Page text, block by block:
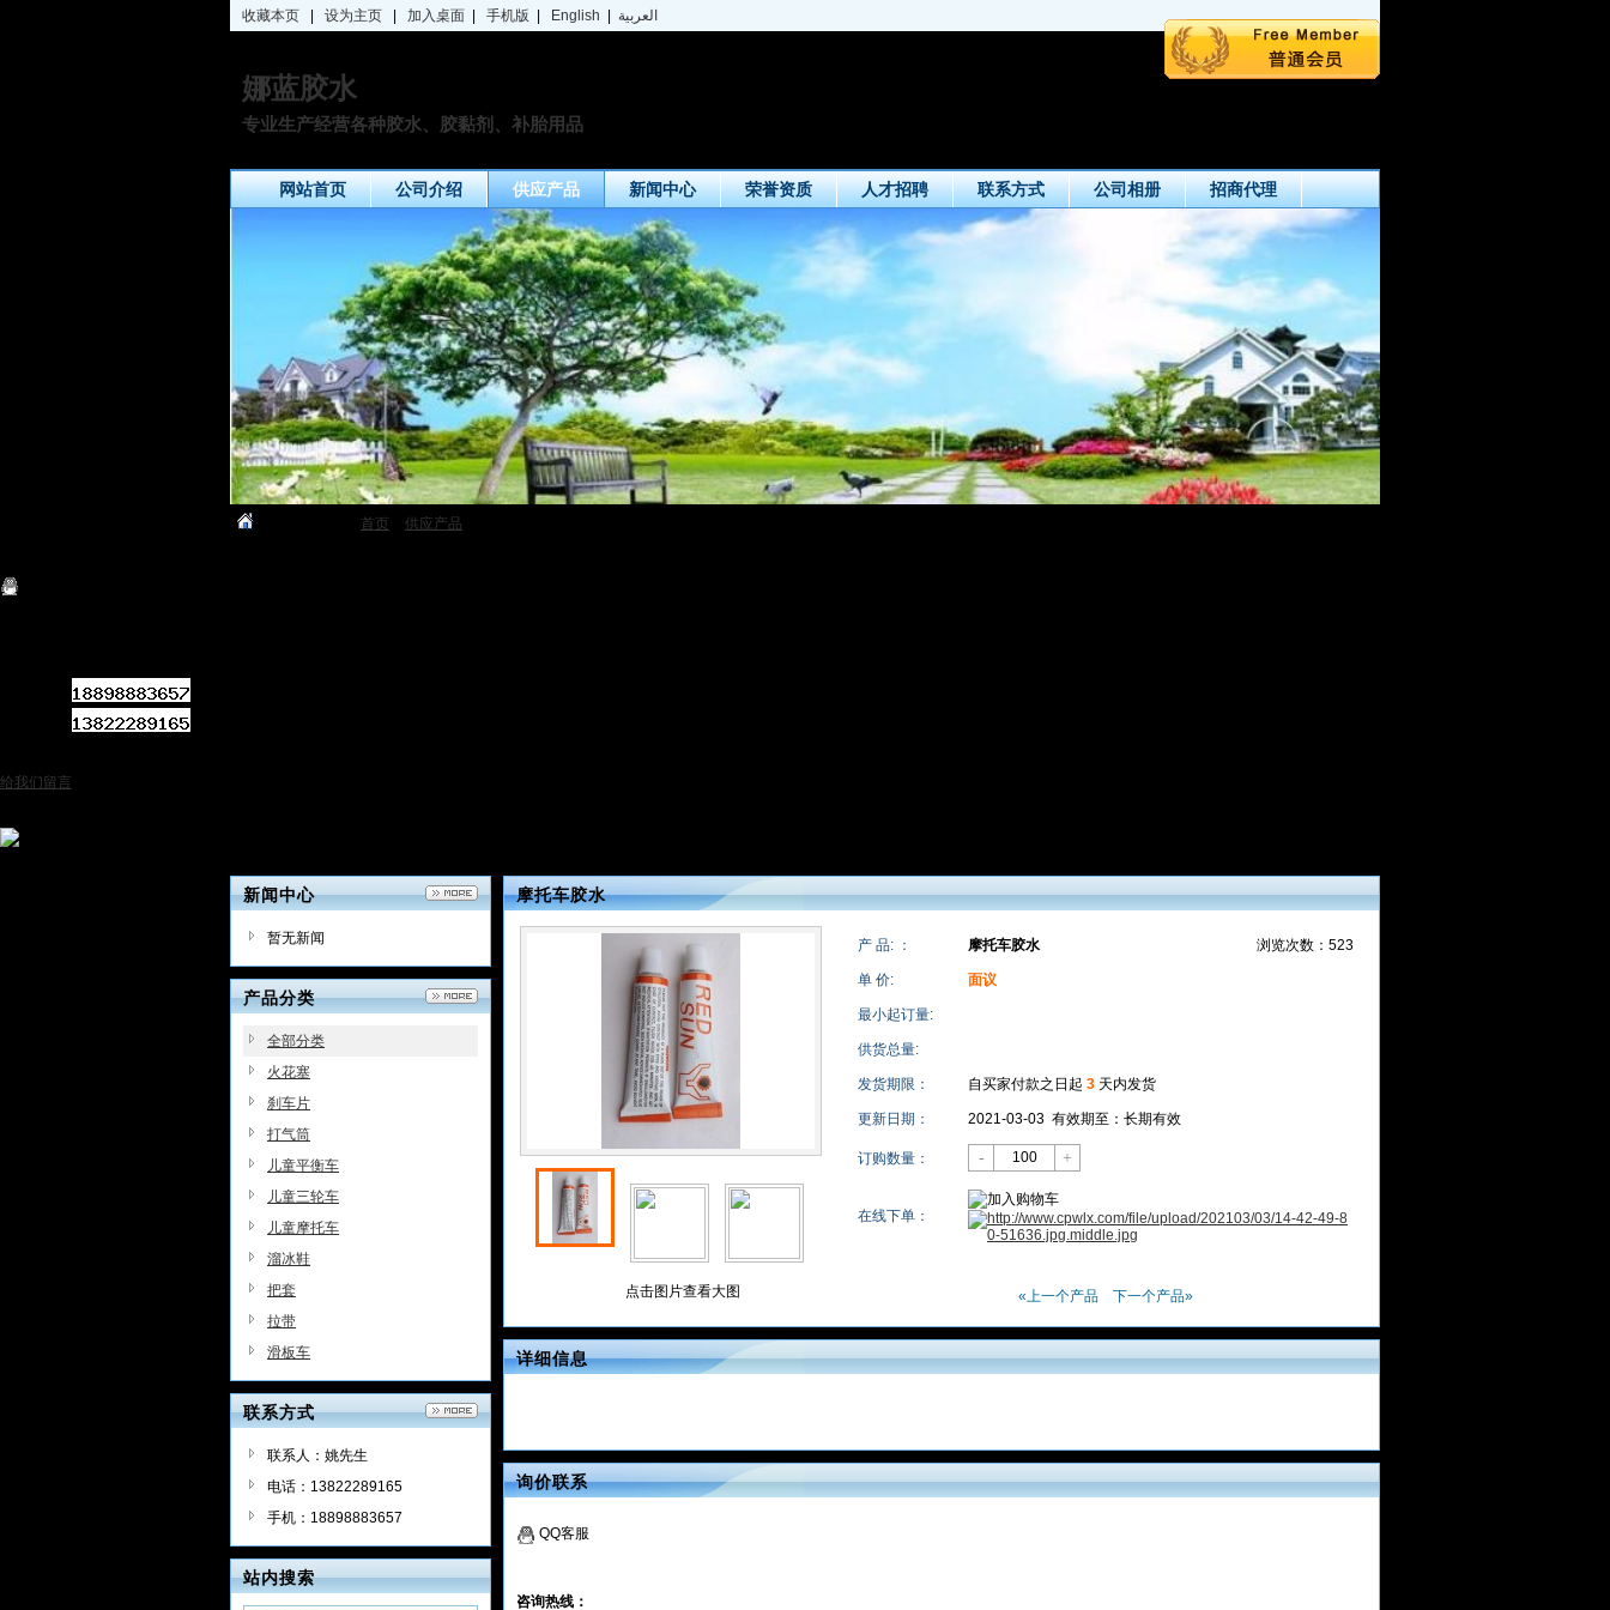
收藏本页 设为主页 加入桌面 手机版 English العربية
娜蓝胶水
专业生产经营各种胶水、胶黏剂、补胎用品
网站首页 公司介绍 供应产品 新闻中心 荣誉资质 人才招聘 联系方式 公司相册 招商代理
首页 供应产品
给我们留言
新闻中心
暂无新闻
产品分类
全部分类
火花塞
刹车片
打气筒
儿童平衡车
儿童三轮车
儿童摩托车
溜冰鞋
把套
拉带
滑板车
联系方式
联系人：姚先生
电话：13822289165
手机：18898883657
站内搜索
摩托车胶水
点击图片查看大图
产 品: ： 浏览次数：523
摩托车胶水
单 价: 面议
最小起订量:
供货总量:
发货期限： 自买家付款之日起 3 天内发货
更新日期： 2021-03-03 有效期至：长期有效
订购数量： - +
在线下单：
«上一个产品 下一个产品»
详细信息
询价联系
QQ客服
咨询热线：